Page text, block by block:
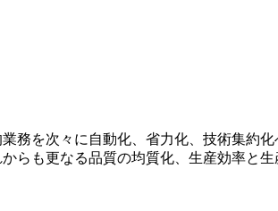
務を次々に自動化、省力化、技術集約
も更なる品質の均質化、生産効率と